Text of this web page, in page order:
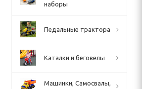
наборы
Педальные трактора
Каталки и беговелы
Машинки, Самосвалы,